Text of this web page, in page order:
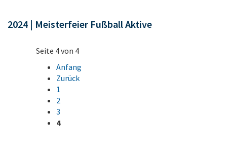
2024 | Meisterfeier Fußball Aktive
Seite 4 von 4
Anfang
Zurück
1
2
3
4